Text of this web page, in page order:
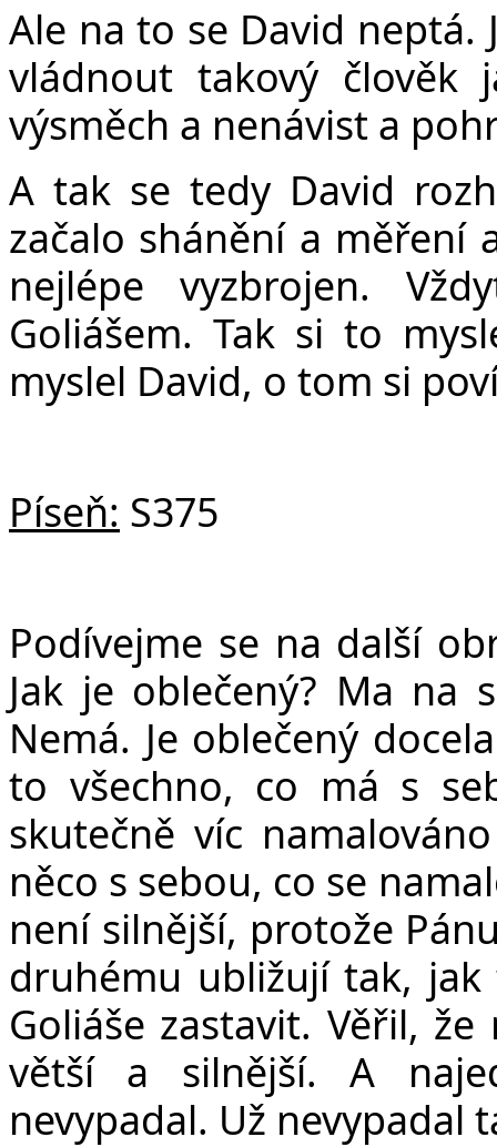
Ale na to se David neptá.
vládnout takový člověk
výsměch a nenávist a
A tak se tedy David
začalo shánění a měření
nejlépe vyzbrojen.
Goliášem. Tak si to
myslel David, o tom si
Píseň: S375
Podívejme se na další
Jak je oblečený? Ma na
Nemá. Je oblečený
to všechno, co má s
skutečně víc
něco s sebou, co se
není silnější, protože
druhému ubližují tak,
Goliáše zastavit. Věřil,
větší a silnější. A
nevypadal. Už nevypadal